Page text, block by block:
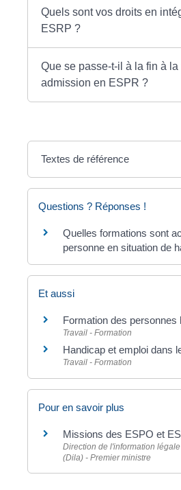
Quels sont vos droits en
ESRP ?
Que se passe-t-il à la fin à la
admission en ESPR ?
Textes de référence
Questions ? Réponses !
Quelles formations sont
personne en situation de
Et aussi
Formation des personnes
Travail - Formation
Handicap et emploi dans
Travail - Formation
Pour en savoir plus
Missions des ESPO et
Direction de l'information
(Dila) - Premier ministre